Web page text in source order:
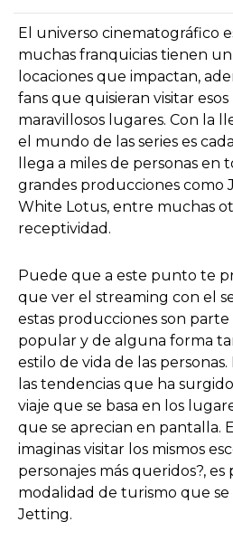
El universo cinematográfico
muchas franquicias tienen
locaciones que impactan,
fans que quisieran visitar esos
maravillosos lugares. Con la
el mundo de las series es
llega a miles de personas en
grandes producciones como
White Lotus, entre muchas
receptividad.
Puede que a este punto te
que ver el streaming con el
estas producciones son
popular y de alguna forma
estilo de vida de las
las tendencias que ha
viaje que se basa en los
que se aprecian en pantalla.
imaginas visitar los mismos
personajes más queridos?, es
modalidad de turismo que
Jetting.